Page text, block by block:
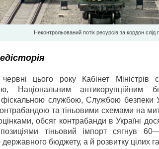
Неконтрольований потік ресурсів за кордон
цього року Кабінет Міністрів
Національним антикорупційним
службою, Службою безпеки
та тіньовими схемами на
обсяг контрабанди в Україні
тіньовий імпорт сягнув
бюджету, а й розвитку цілих